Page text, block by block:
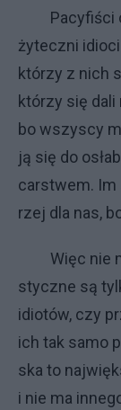
Pa­cy­fi­ści
ży­tecz­ni
któ­rzy z ni­ch
któ­rzy się da­li
bo wszy­scy
ją się do
car­stwem.
rzej dla nas,
Więc nie
stycz­ne są
idio­tów, czy
ich tak sa­mo
ska to
i nie ma